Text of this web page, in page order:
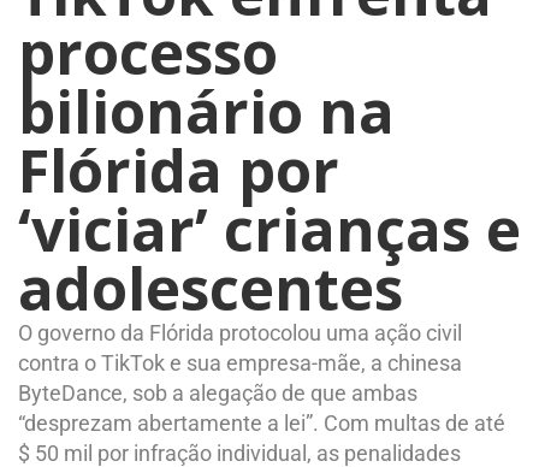
processo
bilionário na
Flórida por
‘viciar’ crianças e
adolescentes
O governo da Flórida protocolou uma ação civil
contra o TikTok e sua empresa-mãe, a chinesa
ByteDance, sob a alegação de que ambas
“desprezam abertamente a lei”. Com multas de até
$ 50 mil por infração individual, as penalidades